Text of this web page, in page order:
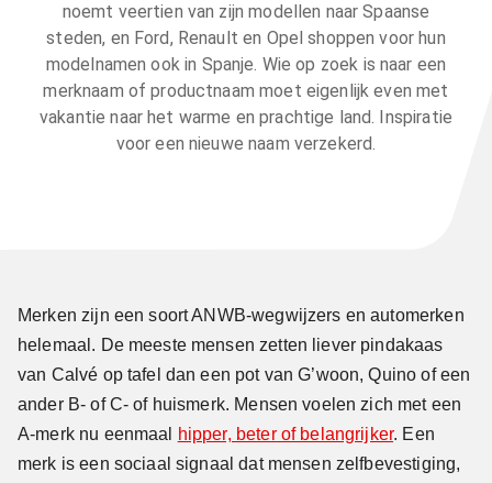
noemt veertien van zijn modellen naar Spaanse
steden, en Ford, Renault en Opel shoppen voor hun
modelnamen ook in Spanje. Wie op zoek is naar een
merknaam of productnaam moet eigenlijk even met
vakantie naar het warme en prachtige land. Inspiratie
voor een nieuwe naam verzekerd.
Merken zijn een soort ANWB-wegwijzers en automerken
helemaal. De meeste mensen zetten liever pindakaas
van Calvé op tafel dan een pot van G’woon, Quino of een
ander B- of C- of huismerk. Mensen voelen zich met een
A-merk nu eenmaal
hipper, beter of belangrijker. Een
merk is een sociaal signaal dat mensen zelfbevestiging,